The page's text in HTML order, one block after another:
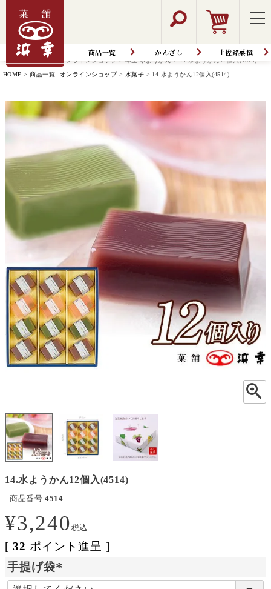
商品一覧 かんざし 土佐銘菓撰
HOME 商品一覧│オンラインショップ 本生 水ようかん 14.水ようかん12個入(4514)
HOME 商品一覧│オンラインショップ 水菓子 14.水ようかん12個入(4514)
14.水ようかん12個入(4514)
商品番号 4514
¥3,240 税込
[ 32 ポイント進呈 ]
手提げ袋
(